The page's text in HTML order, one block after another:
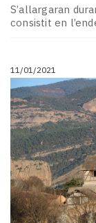
S’allargaran
consistit en
11/01/2021